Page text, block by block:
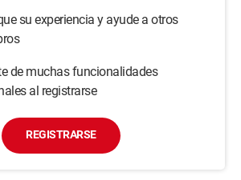
su experiencia y ayude a otros
de muchas funcionalidades
al registrarse
REGISTRARSE